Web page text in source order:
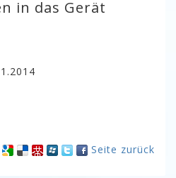
in das Gerät
Seite zurück